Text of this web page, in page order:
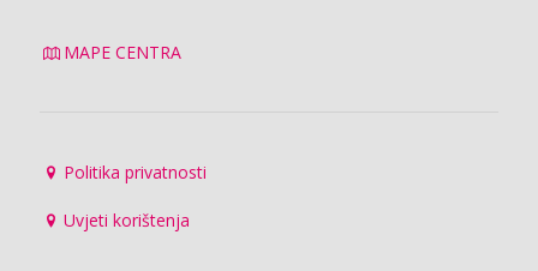
MAPE CENTRA
Politika privatnosti
Uvjeti korištenja